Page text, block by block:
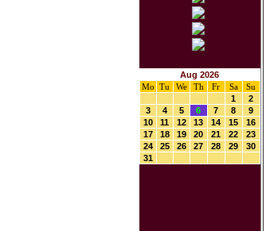
Aug 2026
Mo Tu We Th Fr Sa
Su
1
2
3
4 5 6 7 8
9
10
11 12 13 14 15
16
17
18 19 20 21 22
23
24
25 26 27 28 29
30
31